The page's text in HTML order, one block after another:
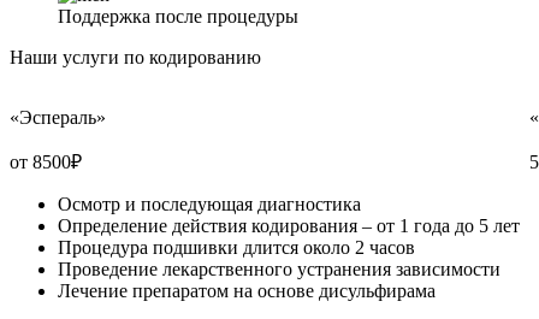
Поддержка после процедуры
Наши услуги по кодированию
«Эспераль»
от 8500₽
Осмотр и последующая диагностика
Определение действия кодирования – от 1 года до 5 лет
Процедура подшивки длится около 2 часов
Проведение лекарственного устранения зависимости
Лечение препаратом на основе дисульфирама